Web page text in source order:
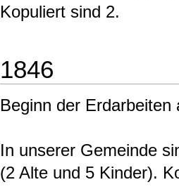
Kopuliert sind 2.
1846
Beginn der
In unserer Gemeinde
(2 Alte und 5 Kinder).